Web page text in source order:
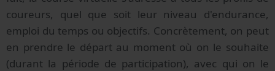
coureurs, quel que soit leur niveau d'endurance,
emploi du temps ou objectifs. Concrètement, on peut
en prendre le départ au moment où on le souhaite
(durant la période de participation), avec qui on le